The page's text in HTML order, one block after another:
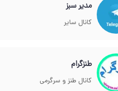
مدیر سبز
کانال سایر
طنزگرام
کانال طنز و سرگرمی